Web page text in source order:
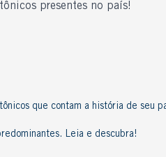
presentes no país!
que contam a história de seu
Leia e descubra!